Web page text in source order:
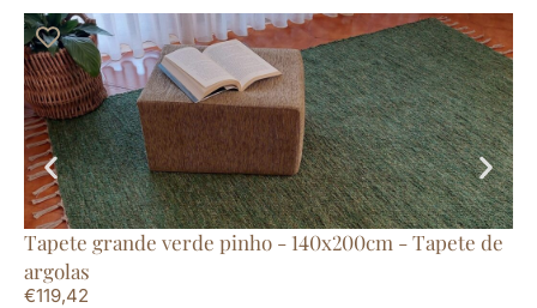
Tapete grande verde pinho - 140x200cm - Tapete de
argolas
€119,42